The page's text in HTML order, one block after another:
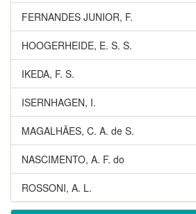
FERNANDES JUNIOR, F.
HOOGERHEIDE, E. S. S.
IKEDA, F. S.
ISERNHAGEN, I.
MAGALHÃES, C. A. de S.
NASCIMENTO, A. F. do
ROSSONI, A. L.